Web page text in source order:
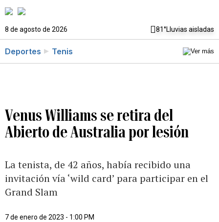
8 de agosto de 2026 81°Lluvias aisladas
Deportes Tenis
Venus Williams se retira del
Abierto de Australia por lesión
La tenista, de 42 años, había recibido una
invitación vía ‘wild card’ para participar en el
Grand Slam
7 de enero de 2023 - 1:00 PM